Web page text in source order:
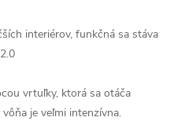
interiérov, funkčná sa stáva
vrtuľky, ktorá sa otáča
je veľmi intenzívna.